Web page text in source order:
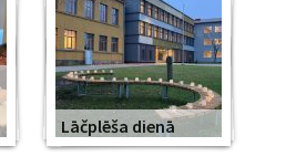
Lāčplēša dienā